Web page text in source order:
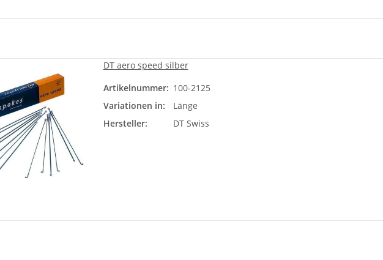
DT aero speed silber
Artikelnummer: 100-2125
Variationen in:
Länge
Hersteller:
DT Swiss